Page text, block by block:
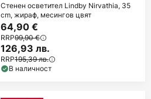
Стенен осветител Lindby Nirvathia, 35
cm, жираф, месингов цвят
64,90 €
RRP99,90 €
126,93 лв.
RRP195,39 лв.
В наличност